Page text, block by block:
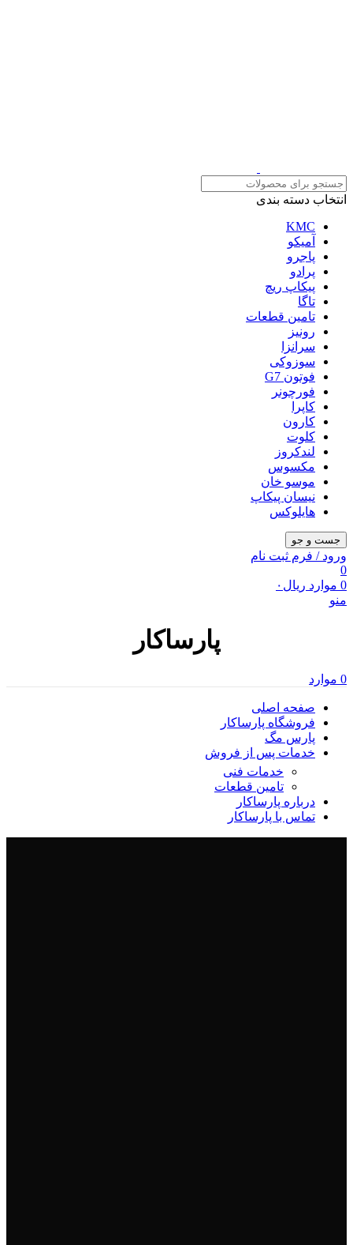
انتخاب دسته بندی
KMC
آمیکو
پاجرو
پرادو
پیکاپ ریچ
تاگا
تامین قطعات
رونیز
سرانزا
سوزوکی
فوتون G7
فورچونر
کاپرا
کارون
کلوت
لندکروز
مکسوس
موسو خان
نیسان پیکاپ
هایلوکس
جست و جو
ورود / فرم ثبت نام
0
0 موارد ریال ۰
منو
پارساکار
0 موارد
صفحه اصلی
فروشگاه پارساکار
پارس مگ
خدمات پس از فروش
خدمات فنی
تامین قطعات
درباره پارساکار
تماس با پارساکار